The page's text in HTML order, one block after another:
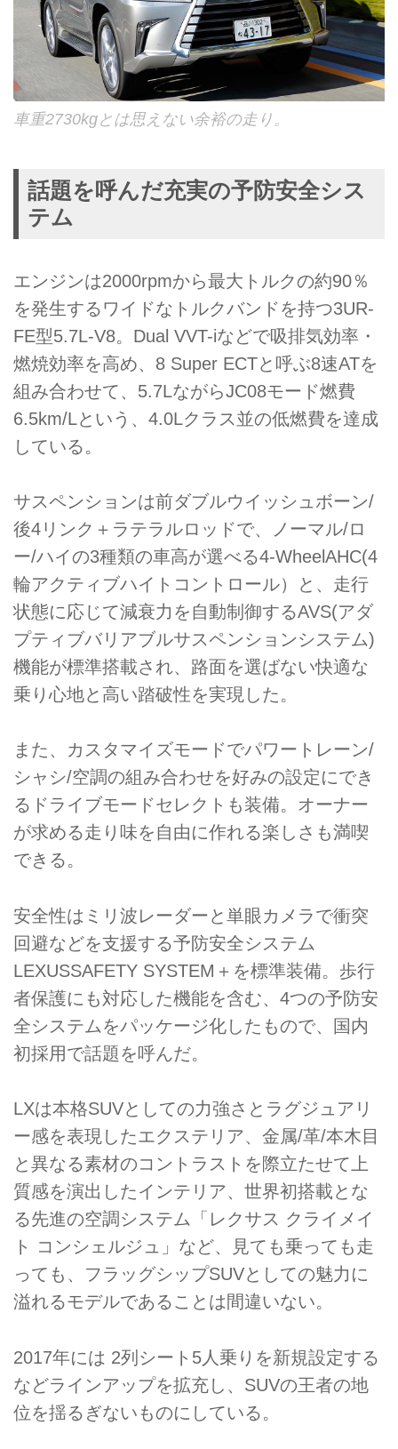
車重2730kgとは思えない余裕の走り。
話題を呼んだ充実の予防安全シス
テム
エンジンは2000rpmから最大トルクの約90％
を発生するワイドなトルクバンドを持つ3UR-
FE型5.7L-V8。Dual VVT-iなどで吸排気効率・
燃焼効率を高め、8 Super ECTと呼ぶ8速ATを
組み合わせて、5.7LながらJC08モード燃費
6.5km/Lという、4.0Lクラス並の低燃費を達成
している。
サスペンションは前ダブルウイッシュボーン/
後4リンク＋ラテラルロッドで、ノーマル/ロ
ー/ハイの3種類の車高が選べる4-WheelAHC(4
輪アクティブハイトコントロール）と、走行
状態に応じて減衰力を自動制御するAVS(アダ
プティブバリアブルサスペンションシステム)
機能が標準搭載され、路面を選ばない快適な
乗り心地と高い踏破性を実現した。
また、カスタマイズモードでパワートレーン/
シャシ/空調の組み合わせを好みの設定にでき
るドライブモードセレクトも装備。オーナー
が求める走り味を自由に作れる楽しさも満喫
できる。
安全性はミリ波レーダーと単眼カメラで衝突
回避などを支援する予防安全システム
LEXUSSAFETY SYSTEM＋を標準装備。歩行
者保護にも対応した機能を含む、4つの予防安
全システムをパッケージ化したもので、国内
初採用で話題を呼んだ。
LXは本格SUVとしての力強さとラグジュアリ
ー感を表現したエクステリア、金属/革/本木目
と異なる素材のコントラストを際立たせて上
質感を演出したインテリア、世界初搭載とな
る先進の空調システム「レクサス クライメイ
ト コンシェルジュ」など、見ても乗っても走
っても、フラッグシップSUVとしての魅力に
溢れるモデルであることは間違いない。
2017年には 2列シート5人乗りを新規設定する
などラインアップを拡充し、SUVの王者の地
位を揺るぎないものにしている。